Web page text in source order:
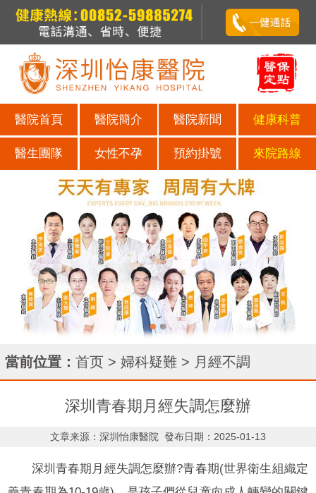
醫院首頁 醫院簡介 醫院新聞 健康科普
醫生團隊 女性不孕 預約掛號 來院路線
當前位置： 首页 > 婦科疑難 > 月經不調
深圳青春期月經失調怎麼辦
文章来源：深圳怡康醫院 發布日期：2025-01-13
深圳青春期月經失調怎麼辦?青春期(世界衛生組織定